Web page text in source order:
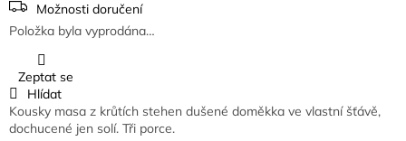
Možnosti doručení
Položka byla vyprodána…
Kousky masa z krůtích stehen dušené doměkka ve vlastní šťávě,
dochucené jen solí. Tři porce.
Zeptat se
Hlídat